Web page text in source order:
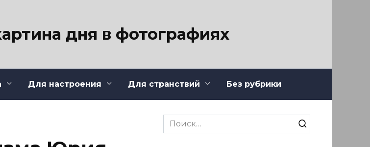
дня в фотографиях
Для настроения Для странствий Без рубрики
Search
for: